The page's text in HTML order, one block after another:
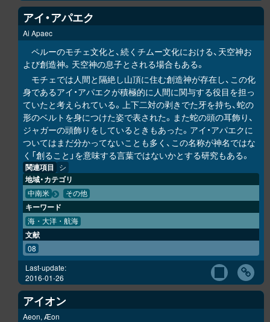
アイ・アパエク
Ai Apaec
ペルーのモチェ文化と、続くチムー文化における、天空神お
よび創造神。天空神の息子とされる場合もある。
モチェでは人間と隔絶し山頂に住む創造神が存在し、この化
身であるアイ・アパエクが積極的に人間に関与する役目を担っ
ていたと考えられている。上下二対の剥きでた牙を持ち、蛇の
形のベルトを身につけた姿で表された。また蛇の頭の耳飾り、
ジャガーの頭飾りをしているときもあった。アイ・アパエクに
ついてはまだ分かってないことも多く、この名称が神名ではな
く「創ること」を意味する言葉ではないかとする研究もある。
関連項目 シ
地域・カテゴリ
中南米 その他
キーワード
海・大洋・航海
文献
08
Last-update:
2016-01-26
アイオン
Aeon, Æon